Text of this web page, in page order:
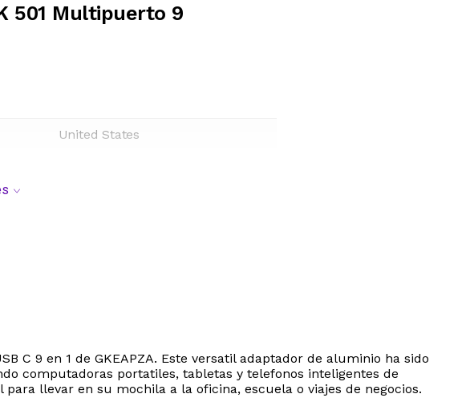
501 Multipuerto 9
United States
9 en 1 de GKEAPZA. Este versatil adaptador de aluminio ha sido
computadoras portatiles, tabletas y telefonos inteligentes de
llevar en su mochila a la oficina, escuela o viajes de negocios.